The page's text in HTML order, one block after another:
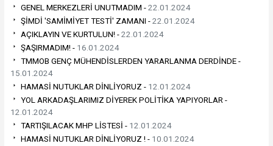
GENEL MERKEZLERİ UNUTMADIM -22.01.2024
ŞİMDİ 'SAMİMİYET TESTİ' ZAMANI -22.01.2024
AÇIKLAYIN VE KURTULUN! -22.01.2024
ŞAŞIRMADIM! - 16.01.2024
TMMOB GENÇ MÜHENDİSLERDEN YARARLANMA DERDİNDE -
15.01.2024
HAMASİ NUTUKLAR DİNLİYORUZ - 12.01.2024
YOL ARKADAŞLARIMIZ DİYEREK POLİTİKA YAPIYORLAR -
12.01.2024
TARTIŞILACAK MHP LİSTESİ - 12.01.2024
HAMASİ NUTUKLAR DİNLİYORUZ ! - 10.01.2024